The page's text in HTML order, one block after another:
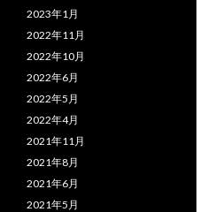
2023年1月
2022年11月
2022年10月
2022年6月
2022年5月
2022年4月
2021年11月
2021年8月
2021年6月
2021年5月